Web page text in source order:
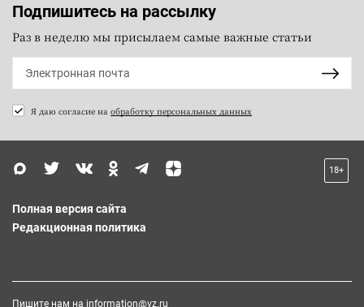
Подпишитесь на рассылку
Раз в неделю мы присылаем самые важные статьи
Я даю согласие на обработку персональных данных
18+
Полная версия сайта
Редакционная политика
Пишите нам на information@vz.ru